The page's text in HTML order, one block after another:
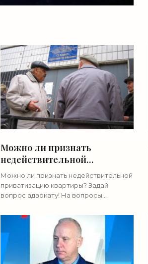
Можно ли признать
недействительной
приватизацию квартиры? -
«Недвижимость»
Можно ли признать недействительной
приватизацию квартиры? Задай
вопрос адвокату! На вопросы
двухкомнатной квартире прописаны
мама, папа и моя сестра. Я выписалась